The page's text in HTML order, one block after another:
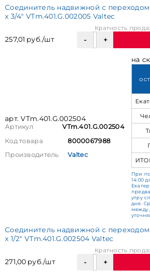
Соединитель надвижной с переходом
х 3/4" VTm.401.G.002005 Valtec
257,01 руб./шт
Кратность
арт. VTm.401.G.002504
Артикул
VTm.401.G.002504
Код товара
8000067988
Производитель
Valtec
на
При
14:00
утру
дня.
между
Соединитель надвижной с переходом
х 1/2" VTm.401.G.002504 Valtec
271,00 руб./шт
Кратность